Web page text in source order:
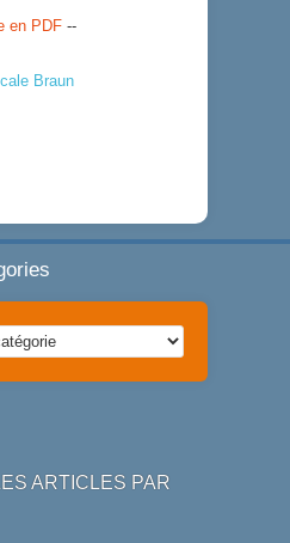
en PDF --
Braun
ARTICLES PAR